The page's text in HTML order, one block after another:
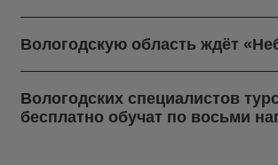
Вологодскую область ждёт
Вологодских специалистов
бесплатно обучат по восьми